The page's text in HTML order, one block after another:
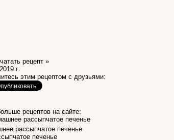
рецепт »
г.
этим рецептом с друзьями:
рецептов на сайте:
рассыпчатое печенье